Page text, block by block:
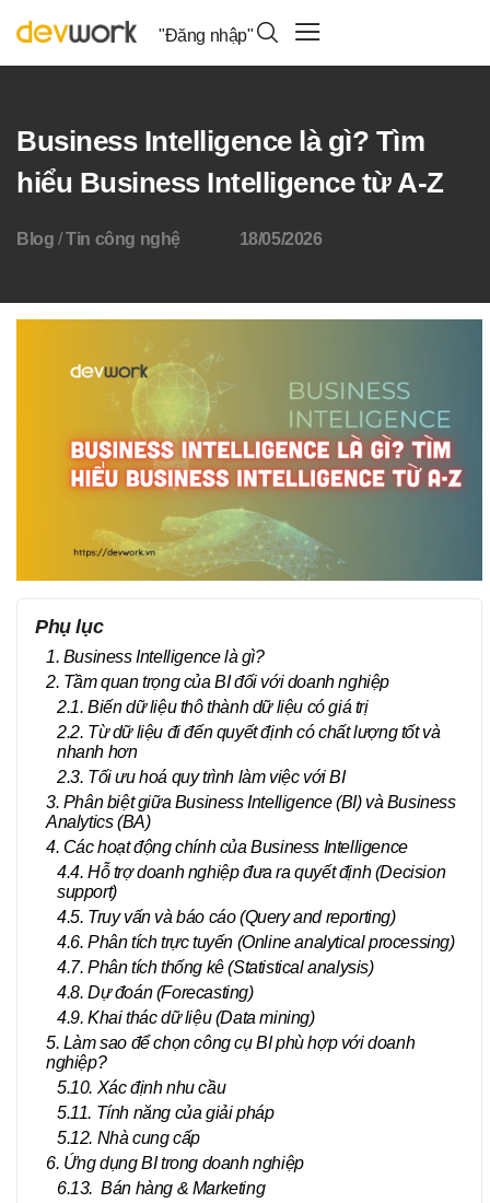
"Đăng nhập"
Business Intelligence là gì? Tìm
hiểu Business Intelligence từ A-Z
Blog / Tin công nghệ 18/05/2026
Phụ lục
1. Business Intelligence là gì?
2. Tầm quan trọng của BI đối với doanh nghiệp
2.1. Biến dữ liệu thô thành dữ liệu có giá trị
2.2. Từ dữ liệu đi đến quyết định có chất lượng tốt và
nhanh hơn
2.3. Tối ưu hoá quy trình làm việc với BI
3. Phân biệt giữa Business Intelligence (BI) và Business
Analytics (BA)
4. Các hoạt động chính của Business Intelligence
4.4. Hỗ trợ doanh nghiệp đưa ra quyết định (Decision
support)
4.5. Truy vấn và báo cáo (Query and reporting)
4.6. Phân tích trực tuyến (Online analytical processing)
4.7. Phân tích thống kê (Statistical analysis)
4.8. Dự đoán (Forecasting)
4.9. Khai thác dữ liệu (Data mining)
5. Làm sao để chọn công cụ BI phù hợp với doanh
nghiệp?
5.10. Xác định nhu cầu
5.11. Tính năng của giải pháp
5.12. Nhà cung cấp
6. Ứng dụng BI trong doanh nghiệp
6.13. Bán hàng & Marketing